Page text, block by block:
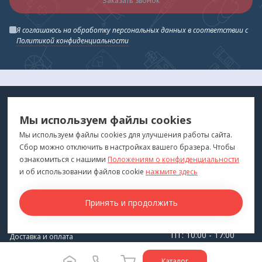
Я соглашаюсь на обработку персональных данных в соответствии с
Политикой конфиденциальности
ДЛЯ ВАС
"Медтехника для Вас"©2026
ПОКУПАТЕЛЯМ
Каталог
Бренды
Для оптовиков
Доставка и оплата
КОНТАКТЫ
г. Владивосток
ПТ: 10:00 - 17:00
СБ-ВС: Выходной
Мы используем файлы cookies
Мы используем файлы cookies для улучшения работы сайта.
Сбор можно отключить в настройках вашего бразера. Чтобы
ознакомиться с нашими Положениям о конфиденциальности
и об использовании файлов cookie нажмите здесь
Принять и продолжить